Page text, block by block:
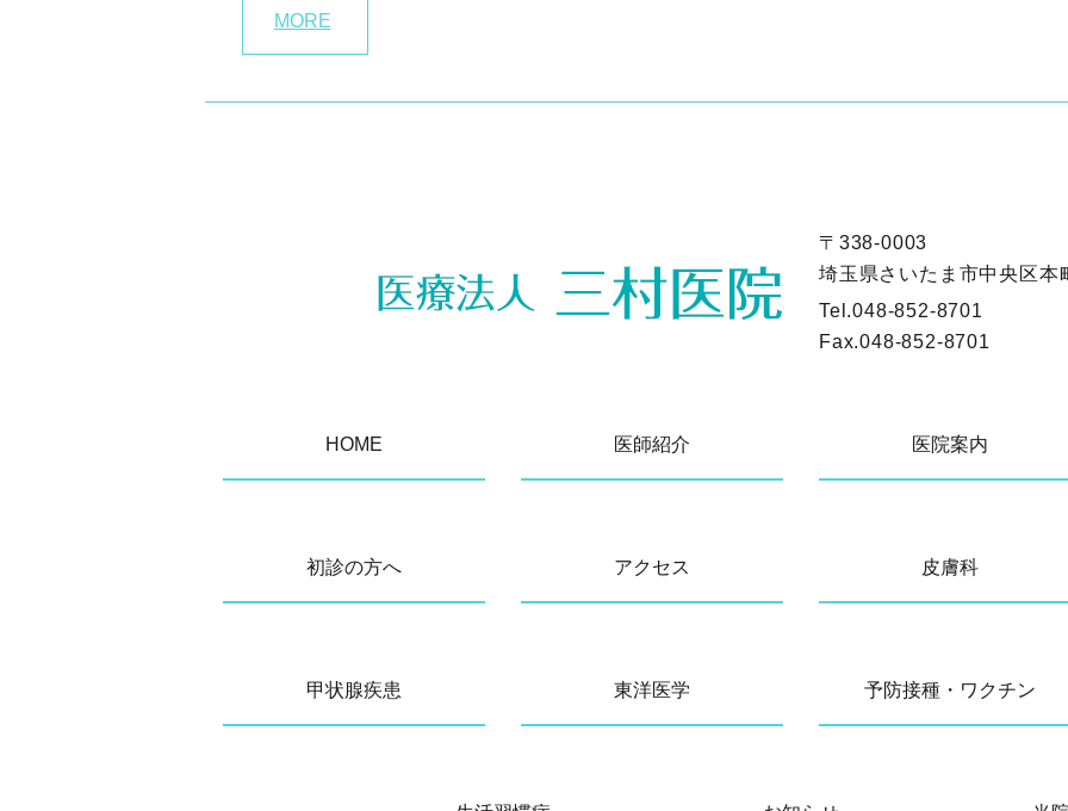
MORE
〒338-0003
埼玉県さいたま市中央区本
Tel.048-852-8701
Fax.048-852-8701
HOME 医師紹介 医院案内
初診の方へ アクセス 皮膚科
甲状腺疾患 東洋医学 予防接種・ワクチン